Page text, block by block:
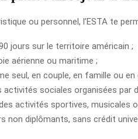
ou personnel, l’ESTA te
jours sur le territoire américain ;
aérienne ou maritime ;
seul, en couple, en famille ou en
activités sociales organisées par
activités sportives, musicales
non diplômants, sans crédit